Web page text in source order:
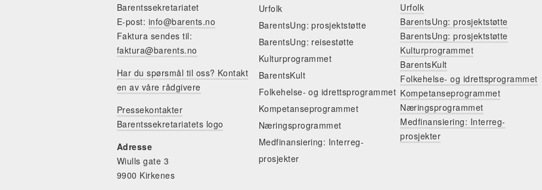
Barentssekretariatet
E-post: info@barents.no
Faktura sendes til:
faktura@barents.no
Har du spørsmål til oss? Kontakt
en av våre rådgivere
Pressekontakter
Barentssekretariatets logo
Adresse
Wiulls gate 3
9900 Kirkenes
Urfolk
BarentsUng: prosjektstøtte
BarentsUng: reisestøtte
Kulturprogrammet
BarentsKult
Folkehelse- og idrettsprogrammet
Kompetanseprogrammet
Næringsprogrammet
Medfinansiering: Interreg-
prosjekter
Urfolk
BarentsUng: prosjektstøtte
BarentsUng: prosjektstøtte
Kulturprogrammet
BarentsKult
Folkehelse- og idrettsprogrammet
Kompetanseprogrammet
Næringsprogrammet
Medfinansiering: Interreg-
prosjekter